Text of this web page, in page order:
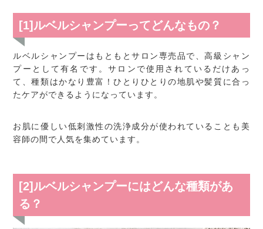
[1]ルベルシャンプーってどんなもの？
ルベルシャンプーはもともとサロン専売品で、高級シャン
プーとして有名です。サロンで使用されているだけあっ
て、種類はかなり豊富！ひとりひとりの地肌や髪質に合っ
たケアができるようになっています。
お肌に優しい低刺激性の洗浄成分が使われていることも美
容師の間で人気を集めています。
[2]ルベルシャンプーにはどんな種類があ
る？